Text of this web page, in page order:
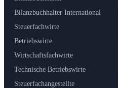
Bilanzbuchhalter International
Steuerfachwirte
Betriebswirte
Wirtschaftsfachwirte
Technische Betriebswirte
Steuerfachangestellte